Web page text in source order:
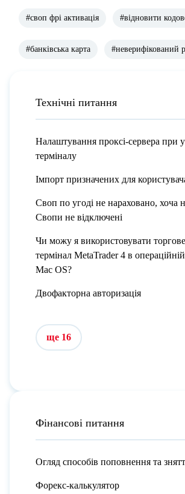
#своп фрі активація #відновити
#банківська карта #неверифікований
Технічні питання
Налаштування проксі-сервера при
терміналу
Імпорт призначених для
Своп по угоді не нараховано, хоча
Свопи не відключені
Чи можу я використовувати
термінал MetaTrader 4 в
Mac OS?
Двофакторна авторизація
ще 16
Фінансові питання
Огляд способів поповнення та
Форекс-калькулятор